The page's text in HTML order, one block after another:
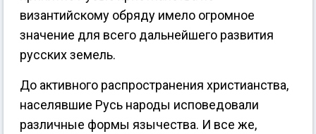
византийскому обряду имело огромное
значение для всего дальнейшего развития
русских земель.
До активного распространения христианства,
населявшие Русь народы исповедовали
различные формы язычества. И все же,